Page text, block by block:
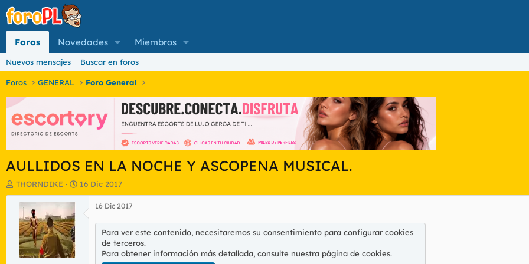
Foros Novedades Miembros
Nuevos mensajes Buscar en foros
Foros GENERAL Foro General
AULLIDOS EN LA NOCHE Y ASCOPENA MUSICAL.
I
n
a
d
o
THORNDIKE
F
e
16 Dic 2017
16 Dic 2017
Para ver este contenido, necesitaremos su consentimiento para configurar cookies
de terceros.
Para obtener información más detallada, consulte nuestra página de cookies.